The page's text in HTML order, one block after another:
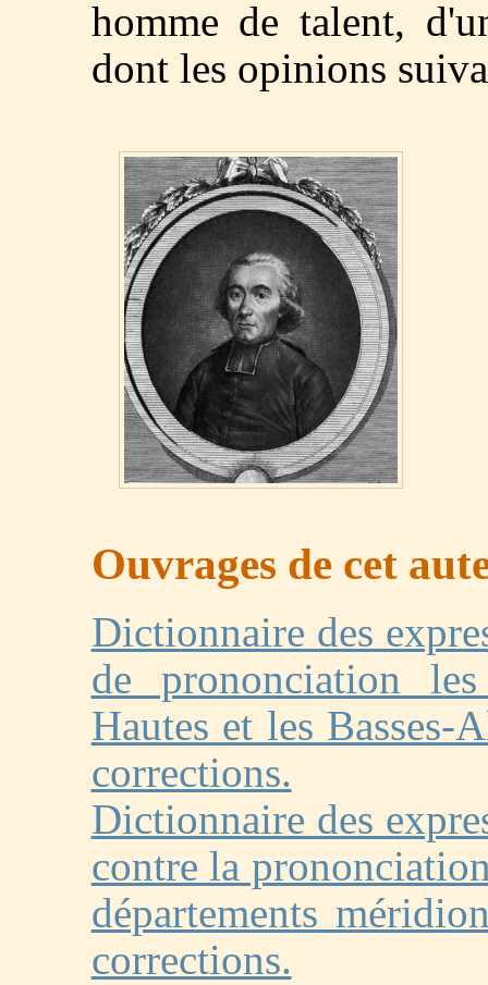
homme de talent,
dont les opinions
Ouvrages de cet
Dictionnaire des
de prononciation
Hautes et les Basses-
corrections.
Dictionnaire des
contre la
départements
corrections.